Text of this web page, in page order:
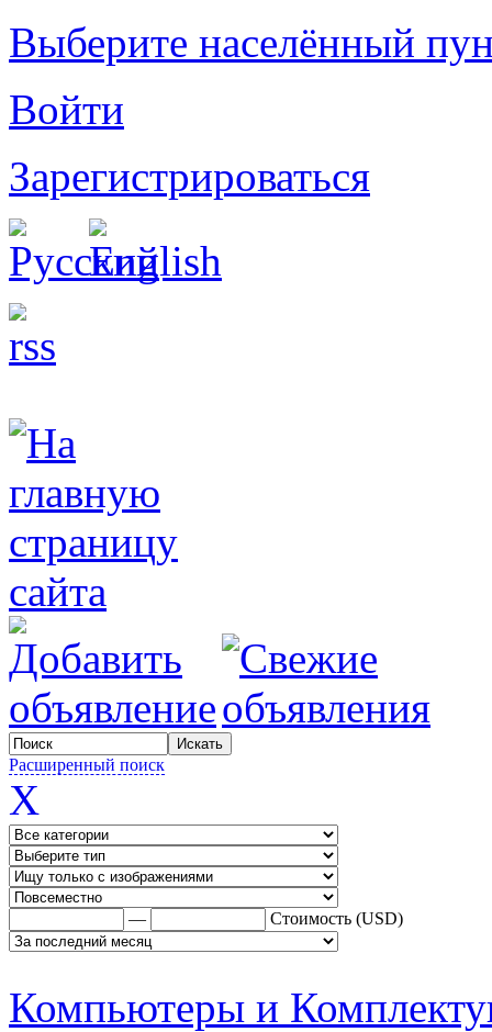
Выберите населённый
Войти
Зарегистрироваться
Расширенный поиск
X
— Стоимость (USD)
Компьютеры и